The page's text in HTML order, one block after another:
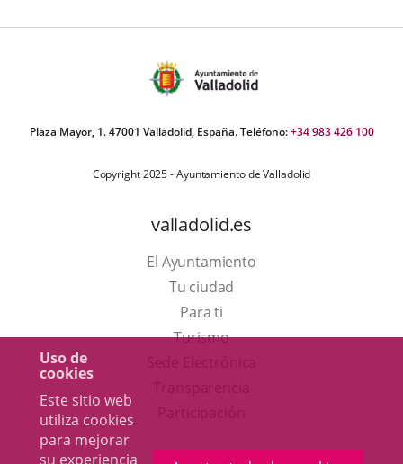
Uso de
cookies
Este sitio web
utiliza cookies
para mejorar
su experiencia
Plaza Mayor, 1. 47001 Valladolid, España. Teléfono:+34 983 426 100
Copyright 2025 - Ayuntamiento de Valladolid
valladolid.es
El Ayuntamiento
Tu ciudad
Para ti
TurismoEste